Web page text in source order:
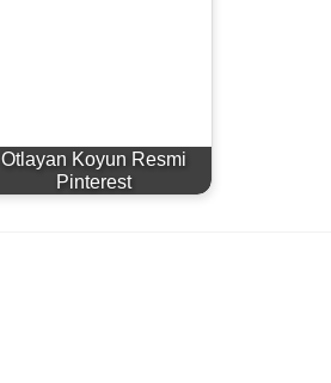
Otlayan Koyun Resmi
Pinterest